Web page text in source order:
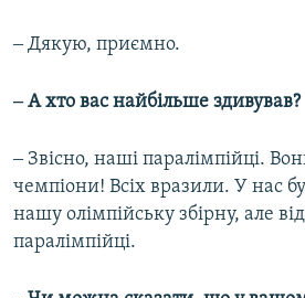
‒ Дякую, приємно.
‒ А хто вас найбільше здивував?
‒ Звісно, наші паралімпійці.
чемпіони! Всіх вразили. У нас
нашу олімпійську збірну, але
паралімпійці.